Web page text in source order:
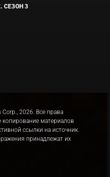
СЕЗОН 3
2026. Все права
материалов
ссылки на источник.
принадлежат их